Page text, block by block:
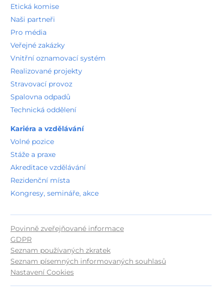
Etická komise
Naši partneři
Pro média
Veřejné zakázky
Vnitřní oznamovací systém
Realizované projekty
Stravovací provoz
Spalovna odpadů
Technická oddělení
Kariéra a vzdělávání
Volné pozice
Stáže a praxe
Akreditace vzdělávání
Rezidenční místa
Kongresy, semináře, akce
Povinně zveřejňované informace
GDPR
Seznam používaných zkratek
Seznam písemných informovaných souhlasů
Nastavení Cookies